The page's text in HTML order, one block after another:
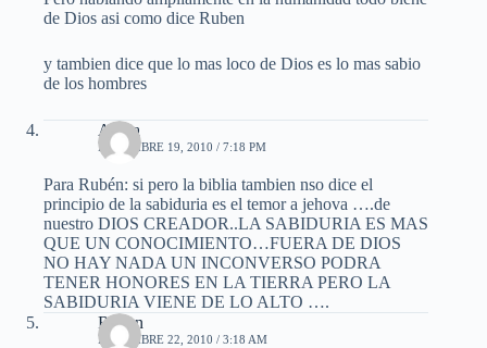
de Dios asi como dice Ruben
y tambien dice que lo mas loco de Dios es lo mas sabio
de los hombres
Alcira
DICIEMBRE 19, 2010 / 7:18 PM
Para Rubén: si pero la biblia tambien nso dice el
principio de la sabiduria es el temor a jehova ….de
nuestro DIOS CREADOR..LA SABIDURIA ES MAS
QUE UN CONOCIMIENTO…FUERA DE DIOS
NO HAY NADA UN INCONVERSO PODRA
TENER HONORES EN LA TIERRA PERO LA
SABIDURIA VIENE DE LO ALTO ….
Ruben
DICIEMBRE 22, 2010 / 3:18 AM